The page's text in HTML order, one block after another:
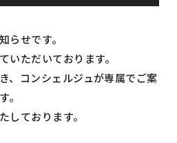
らせです。
いただいております。
、コンシェルジュが専属でご案
。
しております。